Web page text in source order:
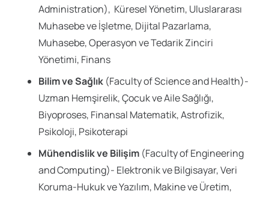
Administration), Küresel Yönetim, Uluslararası
Muhasebe ve İşletme, Dijital Pazarlama,
Muhasebe, Operasyon ve Tedarik Zinciri
Yönetimi, Finans
Bilim ve Sağlık (Faculty of Science and Health)-
Uzman Hemşirelik, Çocuk ve Aile Sağlığı,
Biyoproses, Finansal Matematik, Astrofizik,
Psikoloji, Psikoterapi
Mühendislik ve Bilişim (Faculty of Engineering
and Computing)- Elektronik ve Bilgisayar, Veri
Koruma-Hukuk ve Yazılım, Makine ve Üretim,